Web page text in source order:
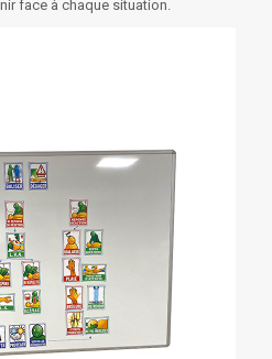
face à chaque situation.